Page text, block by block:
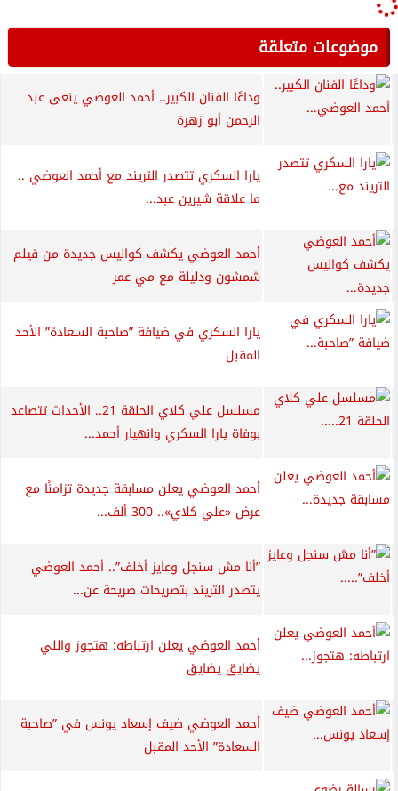
موضوعات متعلقة
وداعًا الفنان الكبير.. أحمد العوضي ينعى عبد
الرحمن أبو زهرة
يارا السكري تتصدر التريند مع أحمد العوضي ..
ما علاقة شيرين عبد...
أحمد العوضي يكشف كواليس جديدة من فيلم
شمشون ودليلة مع مي عمر
يارا السكري في ضيافة ”صاحبة السعادة” الأحد
المقبل
مسلسل علي كلاي الحلقة 21.. الأحداث تتصاعد
بوفاة يارا السكري وانهيار أحمد...
أحمد العوضي يعلن مسابقة جديدة تزامنًا مع
عرض «علي كلاي».. 300 ألف...
”أنا مش سنجل وعايز أخلف”.. أحمد العوضي
يتصدر التريند بتصريحات صريحة عن...
أحمد العوضي يعلن ارتباطه: هتجوز واللي
يضايق يضايق
أحمد العوضي ضيف إسعاد يونس في ”صاحبة
السعادة” الأحد المقبل